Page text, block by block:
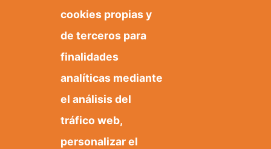
Te puede interesar:
Cementerio
Yeseras
cookies propias y
de terceros para
finalidades
analíticas mediante
el análisis del
tráfico web,
personalizar el